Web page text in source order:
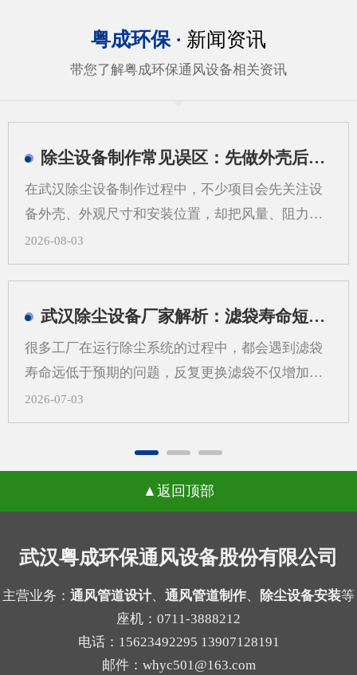
粤成环保 · 新闻资讯
带您了解粤成环保通风设备相关资讯
除尘设备制作常见误区：先做外壳后算系统会带来哪些问题
在武汉除尘设备制作过程中，不少项目会先关注设
备外壳、外观尺寸和安装位置，却把风量、阻力、
过滤方式、管道走向等系统参数放到后面。这样做
看似推进很快，实际却容易在后期出现返工、适配
来说，粉尘类型、空间条件和工艺流程差异较大，
声上升。2.管道布置受限，改动成本增加外壳定型
后，管道接口、检修空间和设备进出方向往往被锁
管路过长，或者维护口不好留，现场就可能需要重
过滤方式不同，例如干性粉尘、粘性粉尘、细颗粒
2026-08-03
武汉除尘设备厂家解析：滤袋寿命短，问题可能不在滤袋，而在气流分布
很多工厂在运行除尘系统的过程中，都会遇到滤袋
寿命远低于预期的问题，反复更换滤袋不仅增加了
日常运维的成本，还会打乱正常的生产节奏，武汉
除尘设备厂家在长期跟进现场调试的过程中发现，
换不同品牌的滤袋却始终没能改善状况。一、气流
分布不均引发的局部高速冲刷当除尘设备内部气流
部分区域的风速远超设计标准，高速流动的气流会
持续冲刷滤袋表面，原本能支撑数年使用的滤袋，
在长期的高强度摩擦下，磨损速度会大幅加快，很
容易出现局部破损的情况。很多现场案例里，靠近
进气口一侧的滤袋磨损速度是其他区域的两三倍，
就是这个原因导致的。二、局部高负荷带来的积灰
2026-07-03
返回顶部
武汉粤成环保通风设备股份有限公司
主营业务： 通风管道设计、 通风管道制作、 除尘设备安装等
座机：0711-3888212
电话：15623492295 13907128191
邮件：whyc501@163.com